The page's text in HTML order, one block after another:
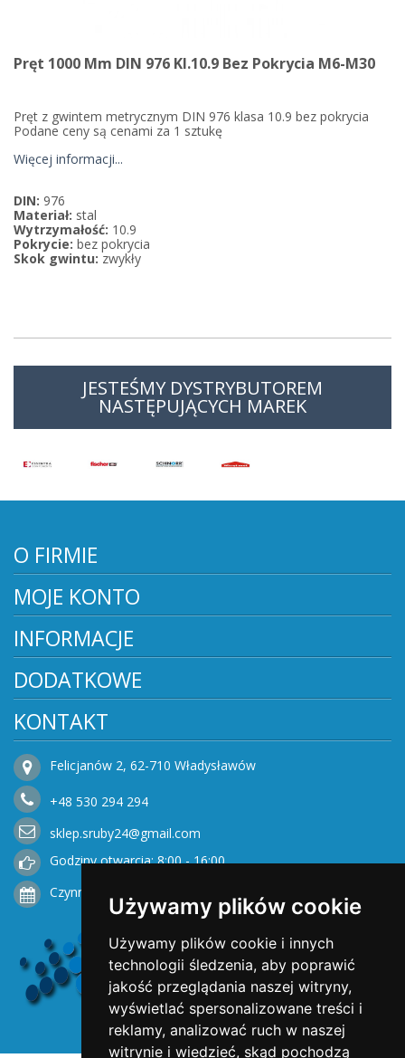
Używamy plików cookie
Używamy plików cookie i innych
technologii śledzenia, aby poprawić
jakość przeglądania naszej witryny,
wyświetlać spersonalizowane treści i
reklamy, analizować ruch w naszej
witrynie i wiedzieć, skąd pochodzą
Pręt 1000 Mm DIN 976 Kl.10.9 Bez Pokrycia M6-M30
Pręt z gwintem metrycznym DIN 976 klasa 10.9 bez pokrycia
Podane ceny są cenami za 1 sztukę
Więcej informacji...
DIN: 976
Materiał: stal
Wytrzymałość: 10.9
Pokrycie: bez pokrycia
Skok gwintu: zwykły
JESTEŚMY DYSTRYBUTOREM
NASTĘPUJĄCYCH MAREK
O FIRMIE
MOJE KONTO
INFORMACJE
DODATKOWE
KONTAKT
Felicjanów 2, 62-710 Władysławów
+48 530 294 294
sklep.sruby24@gmail.com
Godziny otwarcia: 8:00 - 16:00
Czynne od Poniedziałku do Piątku